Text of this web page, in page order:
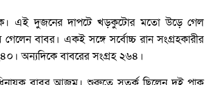
এই দুজনের দাপটে খড়কুটোর মতো উড়ে গেল
গেলেন বাবর। একই সঙ্গে সর্বোচ্চ রান সংগ্রহকারীর
অন্যদিকে বাবরের সংগ্রহ ২৬৪।